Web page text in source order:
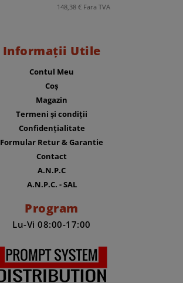
148,38 € Fara TVA
Informații Utile
Contul Meu
Coș
Magazin
Termeni și condiții
Confidențialitate
Formular Retur & Garantie
Contact
A.N.P.C
A.N.P.C. - SAL
Program
Lu-Vi 08:00-17:00